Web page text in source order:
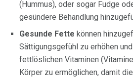
(Hummus), oder sogar Fudge
gesündere Behandlung
Gesunde Fette können
Sättigungsgefühl zu erhöhen
fettlöslichen Vitaminen (Vitamine
Körper zu ermöglichen, damit